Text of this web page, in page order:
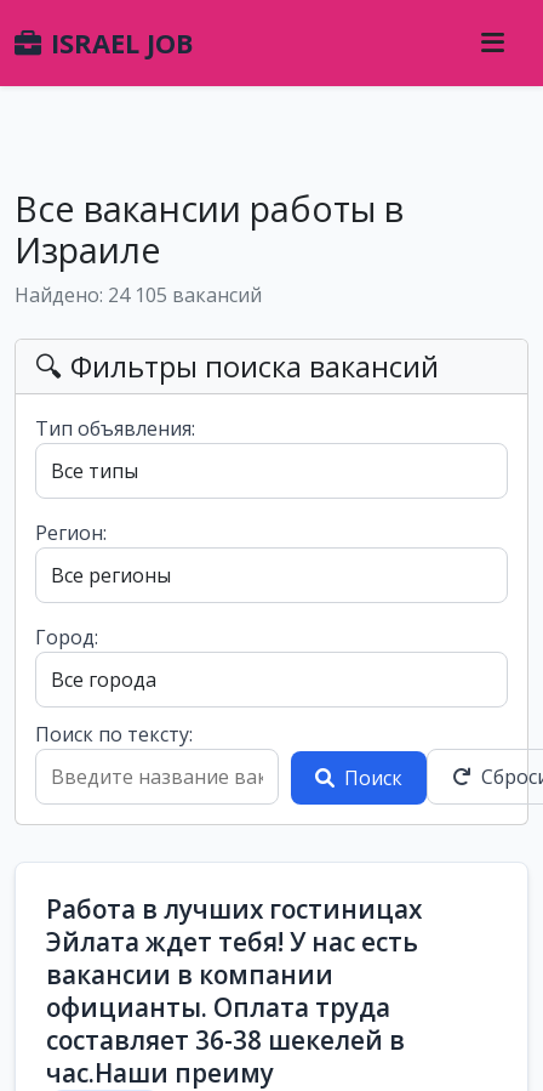
ISRAEL JOB
Все вакансии работы в
Израиле
Найдено: 24 105 вакансий
🔍 Фильтры поиска вакансий
Тип объявления:
Регион:
Город:
Поиск по тексту:
Поиск
Работа в лучших гостиницах
Эйлата ждет тебя! У нас есть
вакансии в компании
официанты. Оплата труда
составляет 36-38 шекелей в
час.Наши преиму